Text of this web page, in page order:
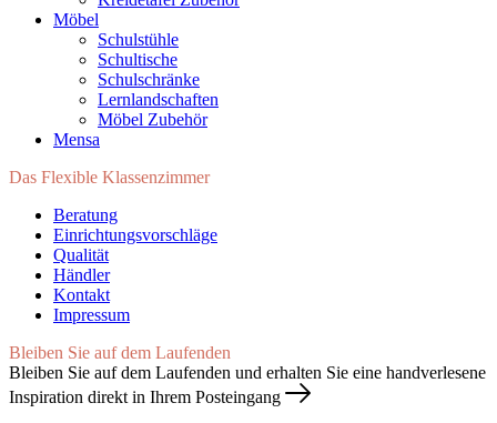
Möbel
Schulstühle
Schultische
Schulschränke
Lernlandschaften
Möbel Zubehör
Mensa
Das Flexible Klassenzimmer
Beratung
Einrichtungsvorschläge
Qualität
Händler
Kontakt
Impressum
Bleiben Sie auf dem Laufenden
Bleiben Sie auf dem Laufenden und erhalten Sie eine handverlesene
Inspiration direkt in Ihrem Posteingang